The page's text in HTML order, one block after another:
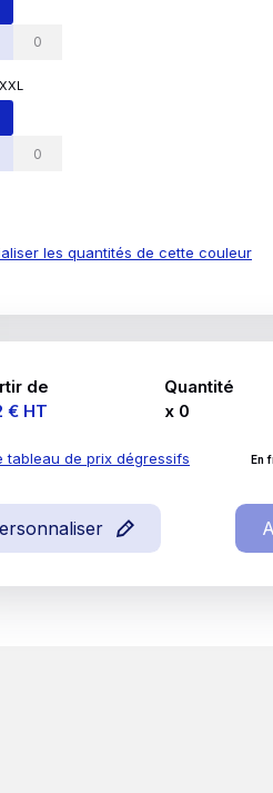
XXL
les quantités de cette couleur
de
€ HT
Quantité
x 0
tableau de prix dégressifs En